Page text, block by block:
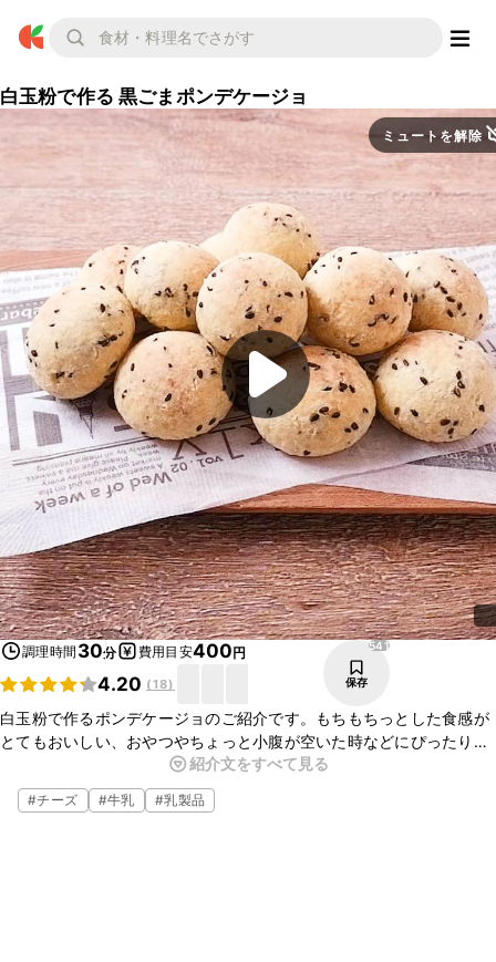
白玉粉で作る 黒ごまポンデケージョ
ミュートを解除
調理時間 30分 費用目安400円
4.20 (18)
541
保存
白玉粉で作るポンデケージョのご紹介です。もちもちっとした食感が
とてもおいしい、おやつやちょっと小腹が空いた時などにぴったりな
一品です。香ばしい黒いりごまもよいアクセントになっていますよ。
白玉粉を使って簡単に作ることができるので、ぜひお試しください
ね。
紹介文をすべて見る
#チーズ #牛乳 #乳製品